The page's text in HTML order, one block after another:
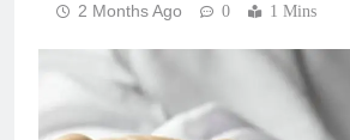
2 Months Ago 0 1 Mins